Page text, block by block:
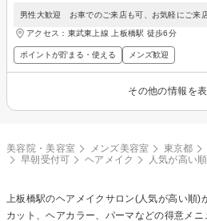
男性大歓迎 お車でのご来店も可、お気軽にご来
アクセス：東武東上線 上板橋駅 徒歩6分
ポイントが貯まる・使える メンズ歓迎
その他の情報を
美容院・美容室 メンズ美容室 東京都
早朝受付可
ヘアメイク 人気が高い順
上板橋駅のヘアメイク サロン(人気が高い順)
カット、ヘアカラー、パーマなどの得意メ